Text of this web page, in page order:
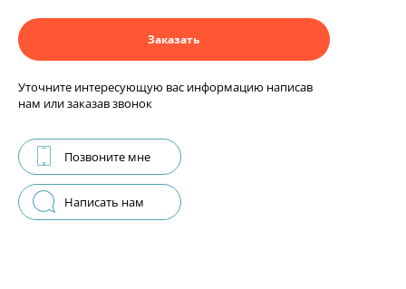
Заказать
Уточните интересующую вас информацию написав
нам или заказав звонок
Позвоните мне
Написать нам